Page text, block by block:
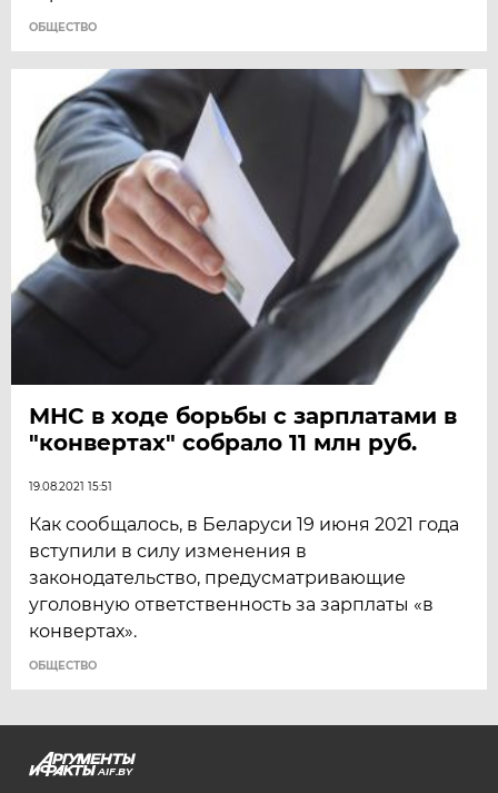
ОБЩЕСТВО
МНС в ходе борьбы с зарплатами в
"конвертах" собрало 11 млн руб.
19.08.2021 15:51
Как сообщалось, в Беларуси 19 июня 2021 года
вступили в силу изменения в
законодательство, предусматривающие
уголовную ответственность за зарплаты «в
конвертах».
ОБЩЕСТВО
AIF.BY